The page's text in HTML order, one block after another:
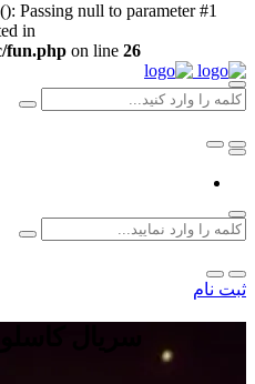
Passing null to parameter #1
in
fun.php on line 26
ثبت نام